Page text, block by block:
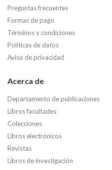
Preguntas frecuentes
Formas de pago
Términos y condiciones
Políticas de datos
Aviso de privacidad
Acerca de
Departamento de publicaciones
Libros facultades
Colecciones
Libros electrónicos
Revistas
Libros de investigación